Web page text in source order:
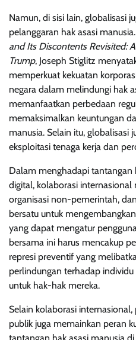
Namun, di sisi lain, globalisasi
pelanggaran hak asasi
and Its Discontents Revisited:
Trump, Joseph Stiglitz
memperkuat kekuatan
negara dalam melindungi hak
memanfaatkan perbedaan
memaksimalkan keuntungan
manusia. Selain itu, globalisasi
eksploitasi tenaga kerja dan
Dalam menghadapi tantangan
digital, kolaborasi internasional
organisasi non-pemerintah,
bersatu untuk
yang dapat mengatur
bersama ini harus mencakup
represi preventif yang
perlindungan terhadap
untuk hak-hak mereka.
Selain kolaborasi
publik juga memainkan peran